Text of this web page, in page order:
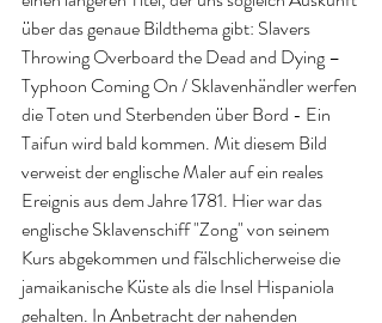
über das genaue Bildthema gibt: Slavers
Throwing Overboard the Dead and Dying –
Typhoon Coming On / Sklavenhändler werfen
die Toten und Sterbenden über Bord - Ein
Taifun wird bald kommen. Mit diesem Bild
verweist der englische Maler auf ein reales
Ereignis aus dem Jahre 1781. Hier war das
englische Sklavenschiff "Zong" von seinem
Kurs abgekommen und fälschlicherweise die
jamaikanische Küste als die Insel Hispaniola
gehalten. In Anbetracht der nahenden